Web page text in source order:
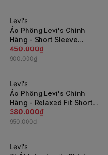
-50%
Levi's
Áo Phông Levi's Chính
Hãng - Short Sleeve
Relaxed-fit Graphic T-
shirt - Màu Xám |
450.000₫
900.000₫
-60%
Levi's
Áo Phông Levi's Chính
Hãng - Relaxed Fit Short
Sleeve Graphic - Màu
Trắng | JapanSport
380.000₫
950.000₫
-53%
Levi's